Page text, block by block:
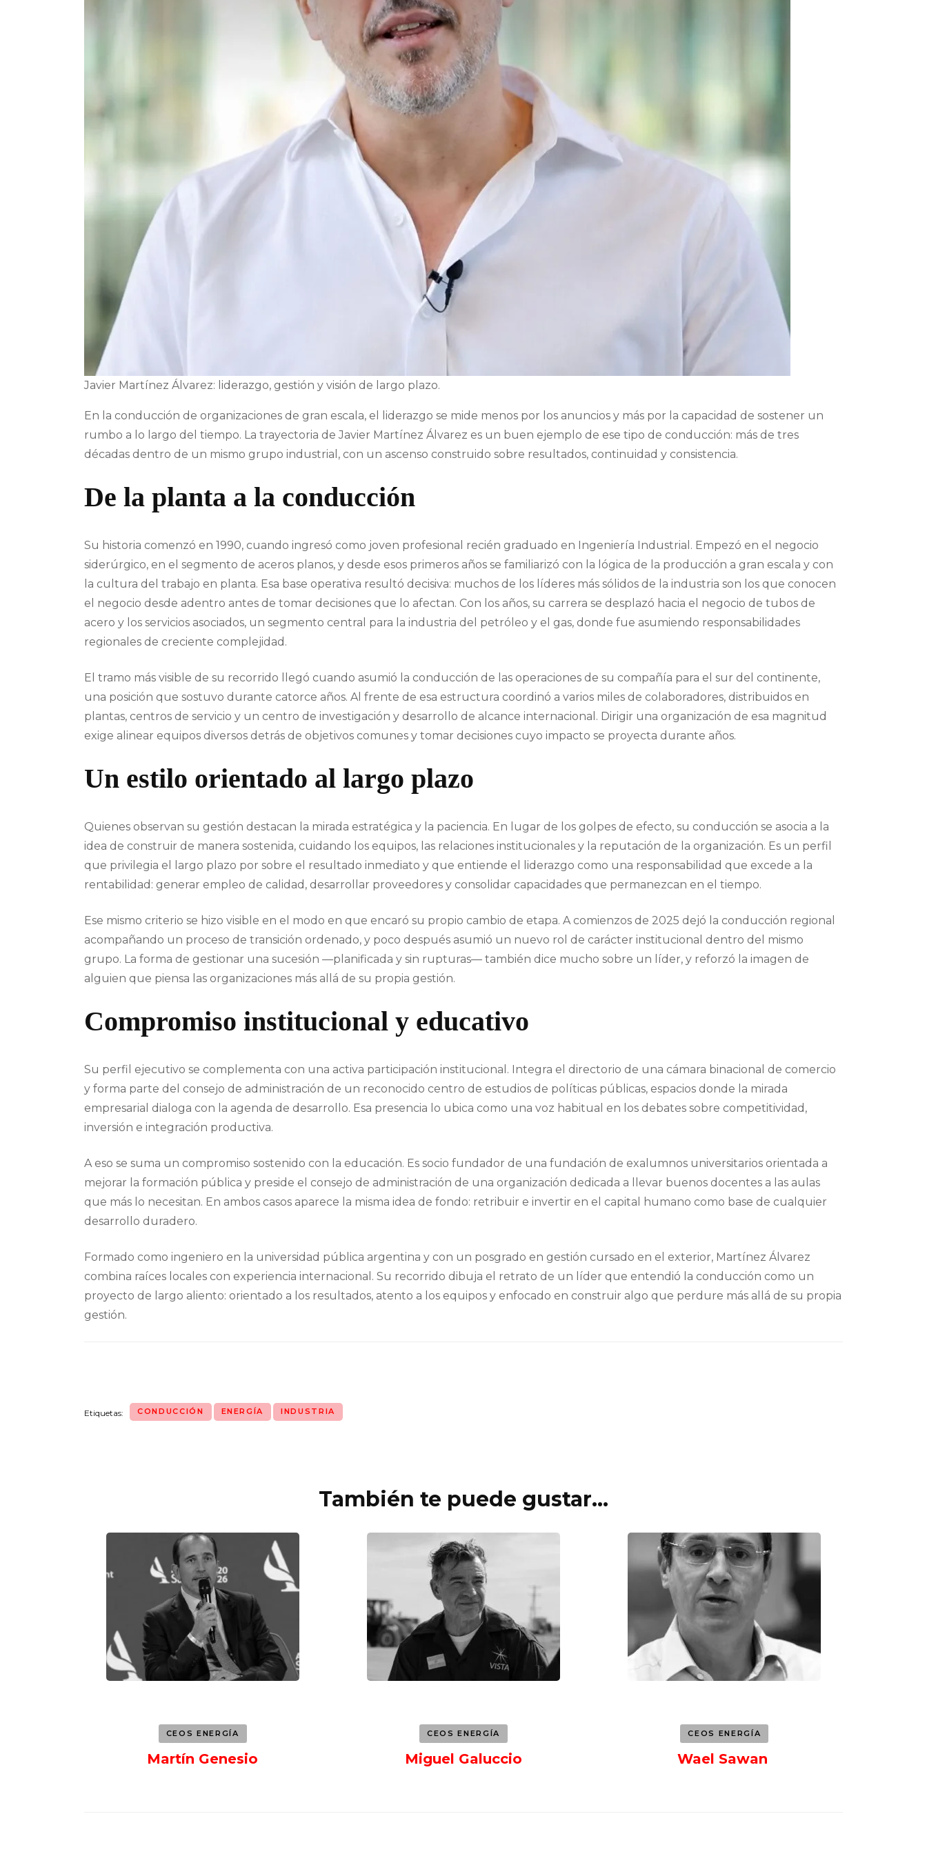
Javier Martínez Álvarez: liderazgo, gestión y visión de largo plazo.
En la conducción de organizaciones de gran escala, el liderazgo se mide menos por los anuncios y más por la capacidad de sostener un
rumbo a lo largo del tiempo. La trayectoria de Javier Martínez Álvarez es un buen ejemplo de ese tipo de conducción: más de tres
décadas dentro de un mismo grupo industrial, con un ascenso construido sobre resultados, continuidad y consistencia.
De la planta a la conducción
Su historia comenzó en 1990, cuando ingresó como joven profesional recién graduado en Ingeniería Industrial. Empezó en el negocio
siderúrgico, en el segmento de aceros planos, y desde esos primeros años se familiarizó con la lógica de la producción a gran escala y con
la cultura del trabajo en planta. Esa base operativa resultó decisiva: muchos de los líderes más sólidos de la industria son los que conocen
el negocio desde adentro antes de tomar decisiones que lo afectan. Con los años, su carrera se desplazó hacia el negocio de tubos de
acero y los servicios asociados, un segmento central para la industria del petróleo y el gas, donde fue asumiendo responsabilidades
regionales de creciente complejidad.
El tramo más visible de su recorrido llegó cuando asumió la conducción de las operaciones de su compañía para el sur del continente,
una posición que sostuvo durante catorce años. Al frente de esa estructura coordinó a varios miles de colaboradores, distribuidos en
plantas, centros de servicio y un centro de investigación y desarrollo de alcance internacional. Dirigir una organización de esa magnitud
exige alinear equipos diversos detrás de objetivos comunes y tomar decisiones cuyo impacto se proyecta durante años.
Un estilo orientado al largo plazo
Quienes observan su gestión destacan la mirada estratégica y la paciencia. En lugar de los golpes de efecto, su conducción se asocia a la
idea de construir de manera sostenida, cuidando los equipos, las relaciones institucionales y la reputación de la organización. Es un perfil
que privilegia el largo plazo por sobre el resultado inmediato y que entiende el liderazgo como una responsabilidad que excede a la
rentabilidad: generar empleo de calidad, desarrollar proveedores y consolidar capacidades que permanezcan en el tiempo.
Ese mismo criterio se hizo visible en el modo en que encaró su propio cambio de etapa. A comienzos de 2025 dejó la conducción regional
acompañando un proceso de transición ordenado, y poco después asumió un nuevo rol de carácter institucional dentro del mismo
grupo. La forma de gestionar una sucesión —planificada y sin rupturas— también dice mucho sobre un líder, y reforzó la imagen de
alguien que piensa las organizaciones más allá de su propia gestión.
Compromiso institucional y educativo
Su perfil ejecutivo se complementa con una activa participación institucional. Integra el directorio de una cámara binacional de comercio
y forma parte del consejo de administración de un reconocido centro de estudios de políticas públicas, espacios donde la mirada
empresarial dialoga con la agenda de desarrollo. Esa presencia lo ubica como una voz habitual en los debates sobre competitividad,
inversión e integración productiva.
A eso se suma un compromiso sostenido con la educación. Es socio fundador de una fundación de exalumnos universitarios orientada a
mejorar la formación pública y preside el consejo de administración de una organización dedicada a llevar buenos docentes a las aulas
que más lo necesitan. En ambos casos aparece la misma idea de fondo: retribuir e invertir en el capital humano como base de cualquier
desarrollo duradero.
Formado como ingeniero en la universidad pública argentina y con un posgrado en gestión cursado en el exterior, Martínez Álvarez
combina raíces locales con experiencia internacional. Su recorrido dibuja el retrato de un líder que entendió la conducción como un
proyecto de largo aliento: orientado a los resultados, atento a los equipos y enfocado en construir algo que perdure más allá de su propia
gestión.
Etiquetas: CONDUCCIÓN ENERGÍA INDUSTRIA
entradas
También te puede gustar...
CEOS ENERGÍA
Martín Genesio
CEOS ENERGÍA
Miguel Galuccio
CEOS ENERGÍA
Wael Sawan